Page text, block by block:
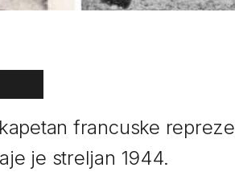
francuske
je streljan 1944.